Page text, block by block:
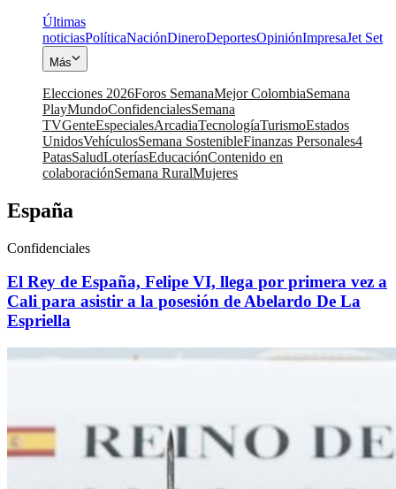
Últimas
noticiasPolíticaNaciónDineroDeportesOpiniónImpresaJet Set
Más
Elecciones 2026Foros SemanaMejor ColombiaSemana
PlayMundoConfidencialesSemana
TVGenteEspecialesArcadiaTecnologíaTurismoEstados
UnidosVehículosSemana SostenibleFinanzas Personales4
PatasSaludLoteríasEducaciónContenido en
colaboraciónSemana RuralMujeres
España
Confidenciales
El Rey de España, Felipe VI, llega por primera vez a
Cali para asistir a la posesión de Abelardo De La
Espriella